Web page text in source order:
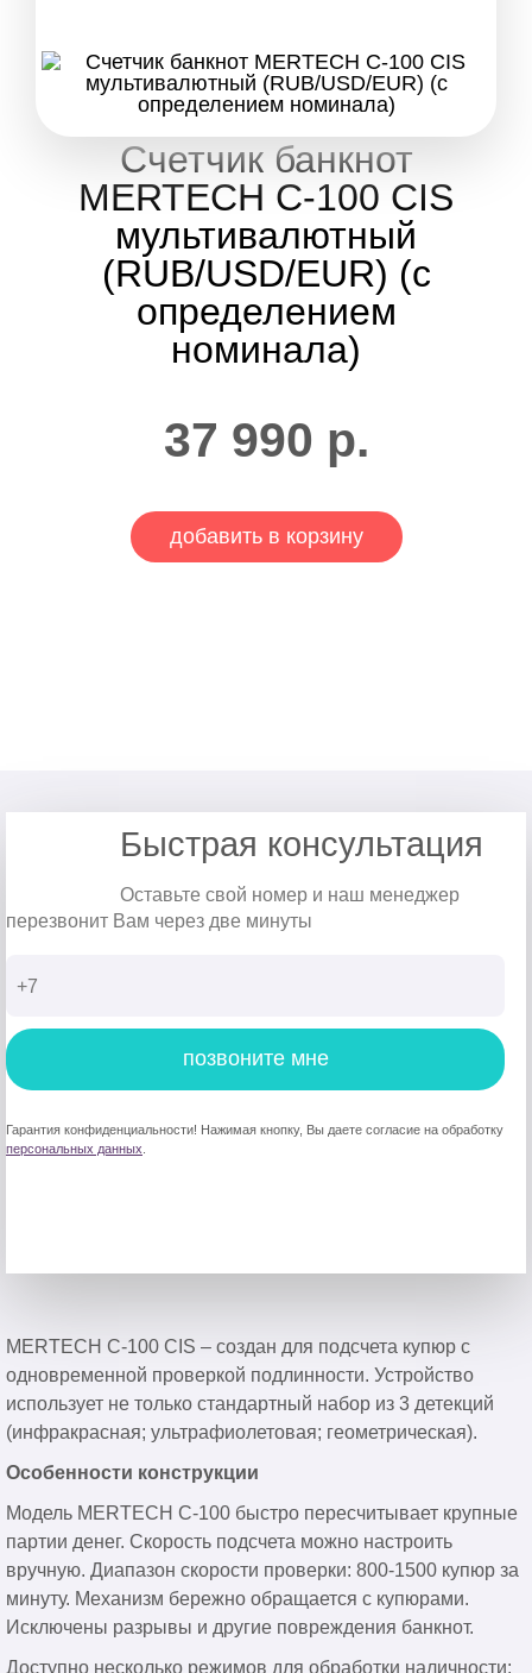
Счетчик банкнот
MERTECH C-100 CIS
мультивалютный
(RUB/USD/EUR) (с
определением
номинала)
37 990 р.
добавить в корзину
Быстрая консультация
Оставьте свой номер и наш менеджер
перезвонит Вам через две минуты
позвоните мне
Гарантия конфиденциальности! Нажимая кнопку, Вы даете согласие на обработку
персональных данных
MERTECH C-100 CIS – создан для подсчета купюр с
одновременной проверкой подлинности. Устройство
использует не только стандартный набор из 3 детекций
(инфракрасная; ультрафиолетовая; геометрическая).
Особенности конструкции
Модель MERTECH C-100 быстро пересчитывает крупные
партии денег. Скорость подсчета можно настроить
вручную. Диапазон скорости проверки: 800-1500 купюр за
минуту. Механизм бережно обращается с купюрами.
Исключены разрывы и другие повреждения банкнот.
Доступно несколько режимов для обработки наличности: